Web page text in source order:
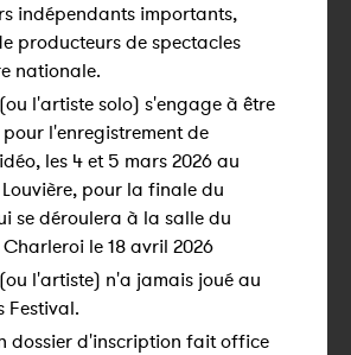
indépendants importants,
producteurs de spectacles
nationale.
l'artiste solo) s'engage à être
l'enregistrement de
les 4 et 5 mars 2026 au
pour la finale du
se déroulera à la salle du
le 18 avril 2026
l'artiste) n'a jamais joué au
Festival.
dossier d'inscription fait office